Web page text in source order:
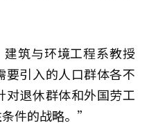
筑与环境工程系教授
引入的人口群体各不
退休群体和外国劳工
件的战略。”